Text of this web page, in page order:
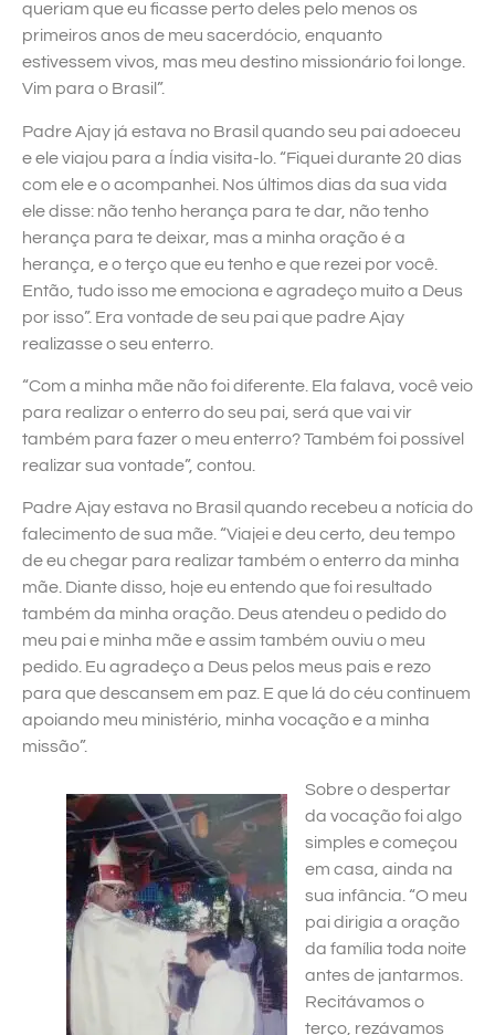
queriam que eu ficasse perto deles pelo menos os
primeiros anos de meu sacerdócio, enquanto
estivessem vivos, mas meu destino missionário foi longe.
Vim para o Brasil”.
Padre Ajay já estava no Brasil quando seu pai adoeceu
e ele viajou para a Índia visita-lo. “Fiquei durante 20 dias
com ele e o acompanhei. Nos últimos dias da sua vida
ele disse: não tenho herança para te dar, não tenho
herança para te deixar, mas a minha oração é a
herança, e o terço que eu tenho e que rezei por você.
Então, tudo isso me emociona e agradeço muito a Deus
por isso”. Era vontade de seu pai que padre Ajay
realizasse o seu enterro.
“Com a minha mãe não foi diferente. Ela falava, você veio
para realizar o enterro do seu pai, será que vai vir
também para fazer o meu enterro? Também foi possível
realizar sua vontade”, contou.
Padre Ajay estava no Brasil quando recebeu a notícia do
falecimento de sua mãe. “Viajei e deu certo, deu tempo
de eu chegar para realizar também o enterro da minha
mãe. Diante disso, hoje eu entendo que foi resultado
também da minha oração. Deus atendeu o pedido do
meu pai e minha mãe e assim também ouviu o meu
pedido. Eu agradeço a Deus pelos meus pais e rezo
para que descansem em paz. E que lá do céu continuem
apoiando meu ministério, minha vocação e a minha
missão”.
Sobre o despertar
da vocação foi algo
simples e começou
em casa, ainda na
sua infância. “O meu
pai dirigia a oração
da família toda noite
antes de jantarmos.
Recitávamos o
terço, rezávamos